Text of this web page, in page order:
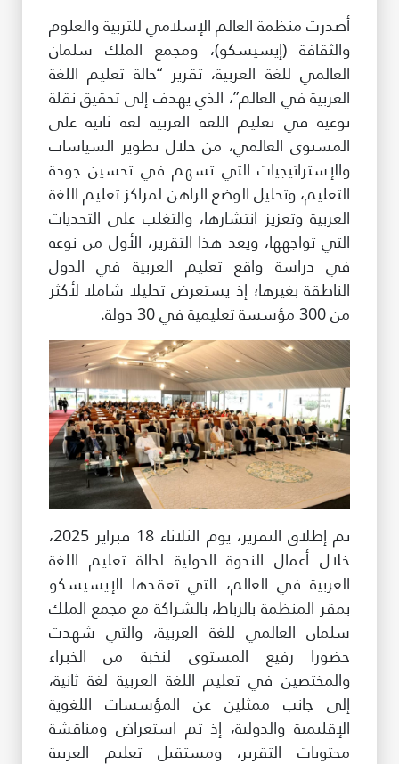
شاركونا
انضم إلى عائلة الإيسيسكو
للموردين
الدعم والتبرع
©حقوق الطبع والنشر للإيسيسكو. جميع الحقوق محفوظة.
شروط الاستخدام
سياسة الخصوصية
حقوق النسخ
إخلاء المسؤولية
سياسة وإجراءات أمن نظم المعلومات
سياسة وإجراءات الذكاء الاصطناعي
أصدرت منظمة العالم الإسلامي للتربية والعلوم
والثقافة (إيسيسكو)، ومجمع الملك سلمان
العالمي للغة العربية، تقرير “حالة تعليم اللغة
العربية في العالم”، الذي يهدف إلى تحقيق نقلة
نوعية في تعليم اللغة العربية لغة ثانية على
المستوى العالمي، من خلال تطوير السياسات
والإستراتيجيات التي تسهم في تحسين جودة
التعليم، وتحليل الوضع الراهن لمراكز تعليم اللغة
العربية وتعزيز انتشارها، والتغلب على التحديات
التي تواجهها، ويعد هذا التقرير، الأول من نوعه
في دراسة واقع تعليم العربية في الدول
الناطقة بغيرها؛ إذ يستعرض تحليلا شاملا لأكثر
من 300 مؤسسة تعليمية في 30 دولة.
تم إطلاق التقرير، يوم الثلاثاء 18 فبراير 2025،
خلال أعمال الندوة الدولية لحالة تعليم اللغة
العربية في العالم، التي تعقدها الإيسيسكو
بمقر المنظمة بالرباط، بالشراكة مع مجمع الملك
سلمان العالمي للغة العربية، والتي شهدت
حضورا رفيع المستوى لنخبة من الخبراء
والمختصين في تعليم اللغة العربية لغة ثانية،
إلى جانب ممثلين عن المؤسسات اللغوية
الإقليمية والدولية، إذ تم استعراض ومناقشة
محتويات التقرير، ومستقبل تعليم العربية